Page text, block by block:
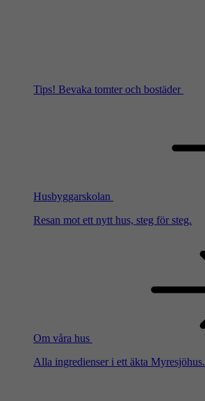
Tips! Bevaka tomter och bostäder
Husbyggarskolan
Resan mot ett nytt hus, steg för steg.
Om våra hus
Alla ingredienser i ett äkta Myresjöhus.